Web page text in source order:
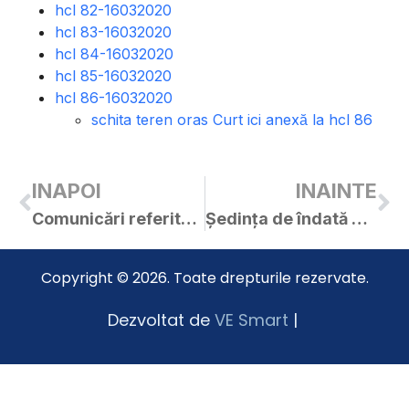
hcl 82-16032020
hcl 83-16032020
hcl 84-16032020
hcl 85-16032020
hcl 86-16032020
schita teren oras Curt ici anexă la hcl 86
INAPOI
Comunicări referitoare la situația de urgență
INAINTE
Ședința de îndată a C.L. Curtici din 19.03.2020
Copyright © 2026. Toate drepturile rezervate.
Dezvoltat de VE Smart |